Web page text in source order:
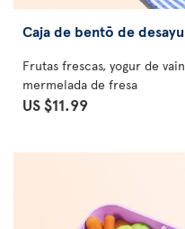
Caja de bentō de
Frutas frescas, yogur de
mermelada de fresa
US $11.99